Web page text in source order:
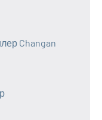
Changan